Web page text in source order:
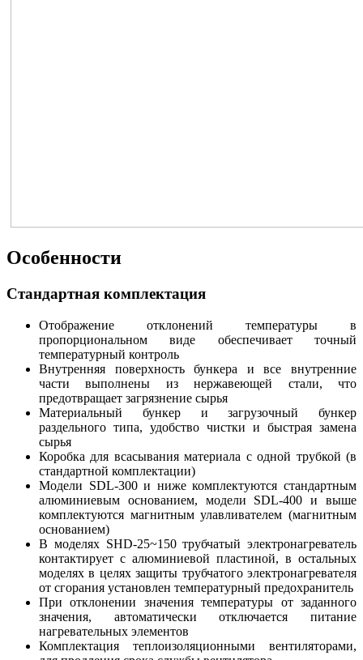
Особенности
Стандартная комплектация
Отображение отклонений температуры в
пропорциональном виде обеспечивает точный
температурный контроль
Внутренняя поверхность бункера и все внутренние
части выполнены из нержавеющей стали, что
предотвращает загрязнение сырья
Материальный бункер и загрузочный бункер
раздельного типа, удобство чистки и быстрая замена
сырья
Коробка для всасывания материала с одной трубкой (в
стандартной комплектации)
Модели SDL-300 и ниже комплектуются стандартным
алюминиевым основанием, модели SDL-400 и выше
комплектуются магнитным улавливателем (магнитным
основанием)
В моделях SHD-25~150 трубчатый электронагреватель
контактирует с алюминиевой пластиной, в остальных
моделях в целях защиты трубчатого электронагревателя
от сгорания установлен температурный предохранитель
При отклонении значения температуры от заданного
значения, автоматически отключается питание
нагревательных элементов
Комплектация теплоизоляционными вентиляторами,